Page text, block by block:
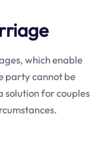
which enable
party cannot be
solution for couples